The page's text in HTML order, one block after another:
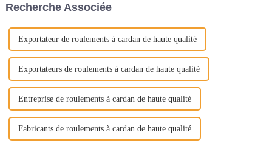
Recherche Associée
Exportateur de roulements à cardan de haute qualité
Exportateurs de roulements à cardan de haute qualité
Entreprise de roulements à cardan de haute qualité
Fabricants de roulements à cardan de haute qualité